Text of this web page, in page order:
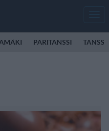
PARITANSSI TANSSI